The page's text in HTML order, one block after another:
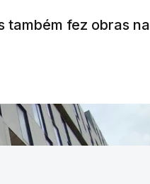
também fez obras na